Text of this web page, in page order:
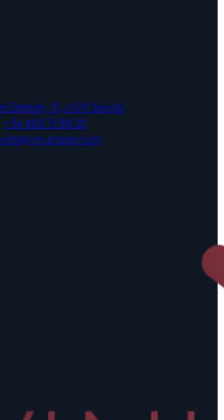
Damián, 15, 41011 Sevilla
+34 663 73 88 25